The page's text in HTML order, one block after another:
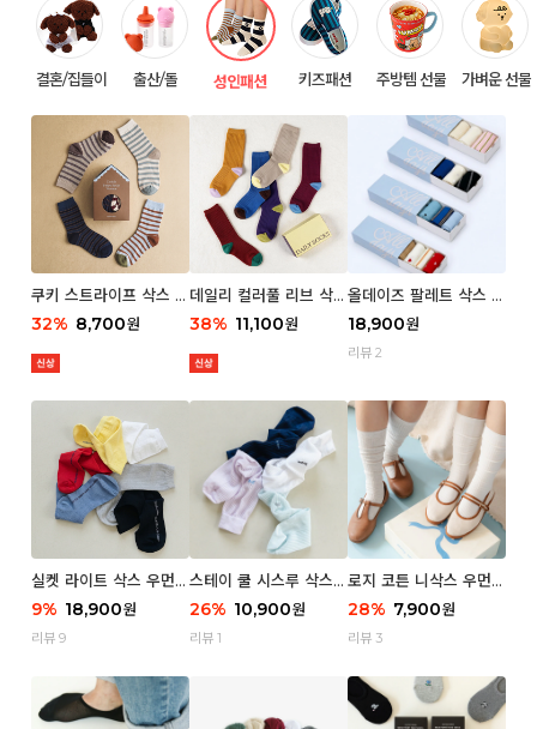
결혼/집들이 출산/돌 성인패션 키즈패션 주방템 선물 가벼운 선물
쿠키 스트라이프 삭스 우
먼 2P
32% 8,700원
데일리 컬러풀 리브 삭스
우먼 3P 세트
38% 11,100원
올데이즈 팔레트 삭스 우
먼 5P
18,900원
리뷰 2
실켓 라이트 삭스 우먼 3
P
9% 18,900원
리뷰 9
스테이 쿨 시스루 삭스
우먼 2P
26% 10,900원
리뷰 1
로지 코튼 니삭스 우먼 1
P
28% 7,900원
리뷰 3